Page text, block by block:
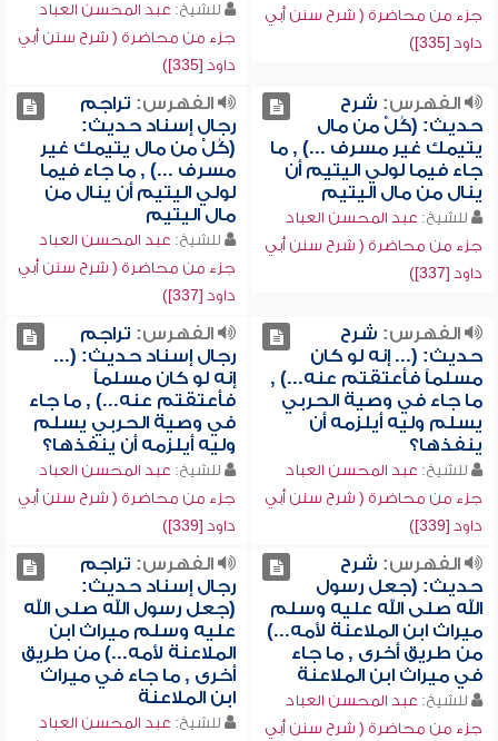
جزء من محاضرة ( شرح سنن أبي
داود [335])
للشيخ: عبد المحسن العباد
جزء من محاضرة ( شرح سنن أبي
داود [335])
الفهرس: شرح
حديث: (كُلْ من مال
يتيمك غير مسرف ...) , ما
جاء فيما لولي اليتيم أن
ينال من مال اليتيم
للشيخ: عبد المحسن العباد
جزء من محاضرة ( شرح سنن أبي
داود [337])
الفهرس: تراجم
رجال إسناد حديث:
(كُلْ من مال يتيمك غير
مسرف ...) , ما جاء فيما
لولي اليتيم أن ينال من
مال اليتيم
للشيخ: عبد المحسن العباد
جزء من محاضرة ( شرح سنن أبي
داود [337])
الفهرس: شرح
حديث: (... إنه لو كان
مسلماً فأعتقتم عنه...) ,
ما جاء في وصية الحربي
يسلم وليه أيلزمه أن
ينفذها؟
للشيخ: عبد المحسن العباد
جزء من محاضرة ( شرح سنن أبي
داود [339])
الفهرس: تراجم
رجال إسناد حديث: (...
إنه لو كان مسلماً
فأعتقتم عنه...) , ما جاء
في وصية الحربي يسلم
وليه أيلزمه أن ينفذها؟
للشيخ: عبد المحسن العباد
جزء من محاضرة ( شرح سنن أبي
داود [339])
الفهرس: شرح
حديث: (جعل رسول
الله صلى الله عليه وسلم
ميراث ابن الملاعنة لأمه...)
من طريق أخرى , ما جاء
في ميراث ابن الملاعنة
للشيخ: عبد المحسن العباد
جزء من محاضرة ( شرح سنن أبي
الفهرس: تراجم
رجال إسناد حديث:
(جعل رسول الله صلى الله
عليه وسلم ميراث ابن
الملاعنة لأمه...) من طريق
أخرى , ما جاء في ميراث
ابن الملاعنة
للشيخ: عبد المحسن العباد